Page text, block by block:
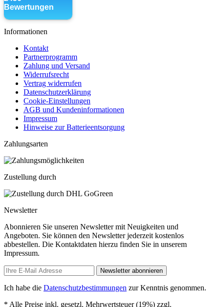
Informationen
Kontakt
Partnerprogramm
Zahlung und Versand
Widerrufsrecht
Vertrag widerrufen
Datenschutzerklärung
Cookie-Einstellungen
AGB und Kundeninformationen
Impressum
Hinweise zur Batterieentsorgung
Zahlungsarten
Zustellung durch
Newsletter
Abonnieren Sie unseren Newsletter mit Neuigkeiten und
Angeboten. Sie können den Newsletter jederzeit kostenlos
abbestellen. Die Kontaktdaten hierzu finden Sie in unserem
Impressum.
Newsletter abonnieren
Ich habe die Datenschutzbestimmungen zur Kenntnis genommen.
* Alle Preise inkl. gesetzl. Mehrwertsteuer (19%) zzgl.